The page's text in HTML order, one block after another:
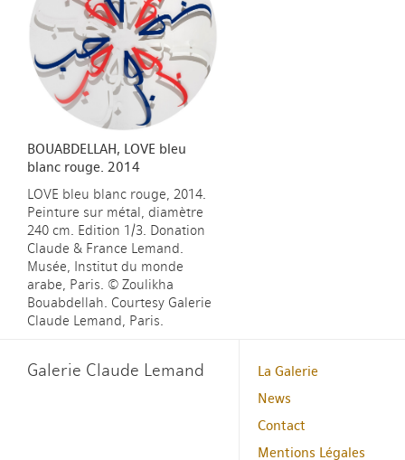
BOUABDELLAH, LOVE bleu
blanc rouge. 2014
LOVE bleu blanc rouge, 2014.
Peinture sur métal, diamètre
240 cm. Edition 1/3. Donation
Claude & France Lemand.
Musée, Institut du monde
arabe, Paris. © Zoulikha
Bouabdellah. Courtesy Galerie
Claude Lemand, Paris.
Galerie Claude Lemand
La Galerie
News
Contact
Mentions Légales